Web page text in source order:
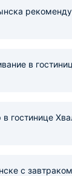
в
гостинице
с